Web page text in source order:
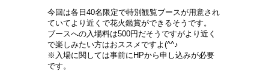
今回は各日40名限定で特別観覧ブースが用意され
ていてより近くで花火鑑賞ができるそうです。
ブースへの入場料は500円だそうですがより近く
で楽しみたい方はおススメですよ(^^♪
※入場に関しては事前にHPから申し込みが必要
です。